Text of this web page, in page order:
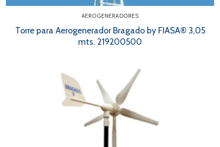
AEROGENERADORES
Torre para Aerogenerador Bragado by FIASA® 3,05
mts. 219200500